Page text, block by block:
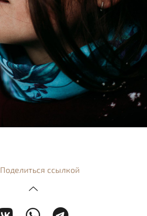
Поделиться ссылкой